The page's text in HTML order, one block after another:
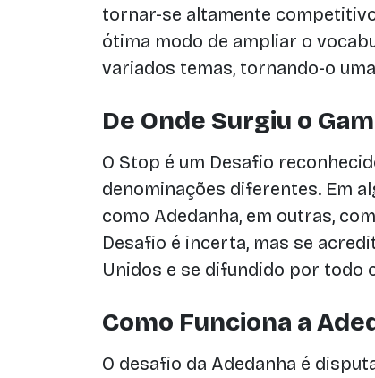
tornar-se altamente
ótima modo de ampliar o
variados temas, tornando-o
De Onde Surgiu o
O Stop é um Desafio
denominações diferentes. Em
como Adedanha, em outras,
Desafio é incerta, mas se
Unidos e se difundido por todo
Como Funciona a
O desafio da Adedanha é